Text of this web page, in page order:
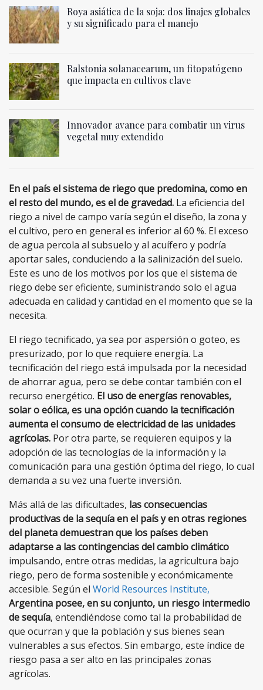
Roya asiática de la soja: dos linajes globales
y su significado para el manejo
Ralstonia solanacearum, un fitopatógeno
que impacta en cultivos clave
Innovador avance para combatir un virus
vegetal muy extendido
En el país el sistema de riego que predomina, como en
el resto del mundo, es el de gravedad. La eficiencia del
riego a nivel de campo varía según el diseño, la zona y
el cultivo, pero en general es inferior al 60 %. El exceso
de agua percola al subsuelo y al acuífero y podría
aportar​ sales, conduciendo a la salinización del suelo.
Este es uno de los motivos por los que el sistema de
riego debe ser eficiente, suministrando solo el agua
adecuada en calidad y cantidad en el momento que se la
necesita.
El riego tecnificado, ya sea por aspersión o goteo, es
presurizado, por lo que requiere energía. La
tecnificación del riego está impulsada por la necesidad
de ahorrar agua, pero se debe contar también con el
recurso energético. El uso de energías renovables,
solar o eólica, es una opción cuando la tecnificación
aumenta el consumo de electricidad de las unidades
agrícolas. Por otra parte, se requieren equipos y la
adopción de las tecnologías de la información y la
comunicación para una gestión óptima del riego, lo cual
demanda a su vez una fuerte inversión.
Más allá de las dificultades, las consecuencias
productivas de la sequía en el país y en otras regiones
del planeta demuestran que los países deben
adaptarse a las contingencias del cambio climático
impulsando, entre otras medidas, la agricultura bajo
riego, pero de forma sostenible y económicamente
accesible. Según el World Resources Institute,
Argentina posee, en su conjunto, un riesgo intermedio
de sequía, entendiéndose como tal la probabilidad de
que ocurran y que la población y sus bienes sean
vulnerables a sus efectos. Sin embargo, este índice de
riesgo pasa a ser alto en las principales zonas
agrícolas.